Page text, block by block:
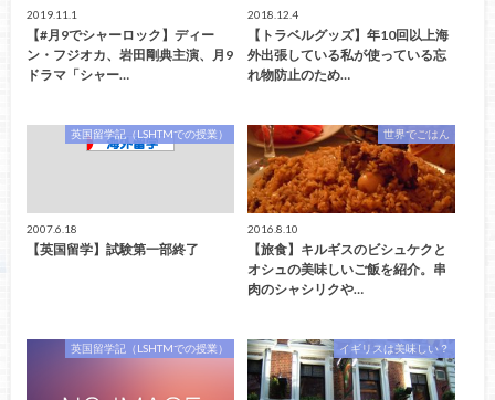
2019.11.1
【#月9でシャーロック】ディー
ン・フジオカ、岩田剛典主演、月9
ドラマ「シャー…
2018.12.4
【トラベルグッズ】年10回以上海
外出張している私が使っている忘
れ物防止のため…
英国留学記（LSHTMでの授業）
2007.6.18
【英国留学】試験第一部終了
世界でごはん
2016.8.10
【旅食】キルギスのビシュケクと
オシュの美味しいご飯を紹介。串
肉のシャシリクや…
英国留学記（LSHTMでの授業） イギリスは美味しい？